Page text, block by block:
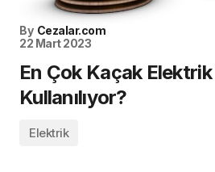
By Cezalar.com
22 Mart 2023
En Çok Kaçak
Kullanılıyor?
Elektrik